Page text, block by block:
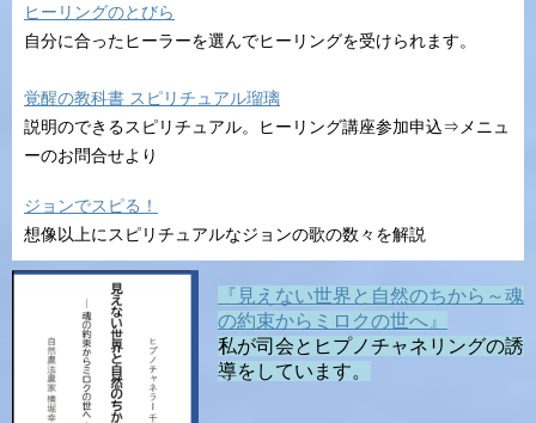
ヒーリングのとびら
自分に合ったヒーラーを選んでヒーリングを受けられます。
覚醒の教科書 スピリチュアル瑠璃
説明のできるスピリチュアル。ヒーリング講座参加申込⇒メニュ
ーのお問合せより
ジョンでスピる！
想像以上にスピリチュアルなジョンの歌の数々を解説
『見えない世界と自然のちから～魂
の約束からミロクの世へ』
私が司会とヒプノチャネリングの誘
導をしています。